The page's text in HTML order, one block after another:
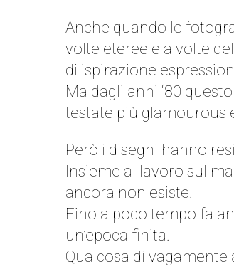
Anche quando le
volte eteree e a volte
di ispirazione
Ma dagli anni ‘80
testate più glamourous
Però i disegni hanno
Insieme al lavoro sul
ancora non esiste.
Fino a poco tempo fa
un’epoca finita.
Qualcosa di